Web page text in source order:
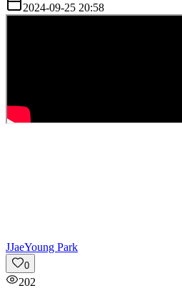
2024-09-25 20:58
JJaeYoung Park
0
202